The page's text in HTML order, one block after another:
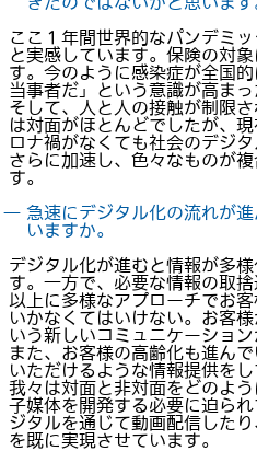
ここ１年間世界的なパンデミ
と実感しています。保険の対
す。今のように感染症が全国
当事者だ」という意識が高まっ
そして、人と人の接触が制限
は対面がほとんどでしたが、
ロナ禍がなくても社会のデジ
さらに加速し、色々なものが
す。
― 急速にデジタル化の流れが進
いますか。
デジタル化が進むと情報が多
す。一方で、必要な情報の取
以上に多様なアプローチでお
いかなくてはいけない。お客
いう新しいコミュニケーショ
また、お客様の高齢化も進ん
いただけるような情報提供を
我々は対面と非対面をどのよ
子媒体を開発する必要に迫ら
ジタルを通じて動画配信した
を既に実現させています。